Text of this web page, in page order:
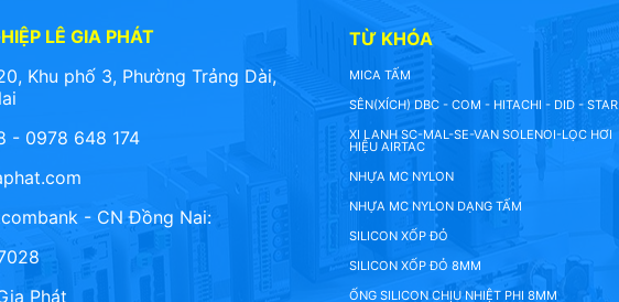
LÊ GIA PHÁT
Khu phố 3, Phường Trảng Dài,
- 0978 648 174
- CN Đồng Nai:
Phát
TỪ KHÓA
MICA TẤM
SÊN(XÍCH) DBC - COM - HITACHI - DID - STAR
XI LANH SC-MAL-SE-VAN SOLENOI-LỌC HƠI
HIỆU AIRTAC
NHỰA MC NYLON
NHỰA MC NYLON DẠNG TẤM
SILICON XỐP ĐỎ
SILICON XỐP ĐỎ 8MM
ỐNG SILICON CHỊU NHIỆT PHI 8MM